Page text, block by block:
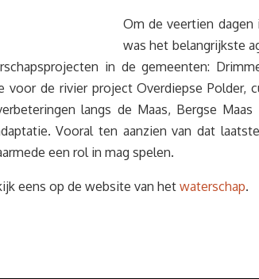
Om de veertien dagen
was het belangrijkste
in de gemeenten:
voor de rivier project Overdiepse
langs de Maas, Bergse
Vooral ten aanzien van dat
een rol in mag spelen.
eens op de website van hetwaterschap.